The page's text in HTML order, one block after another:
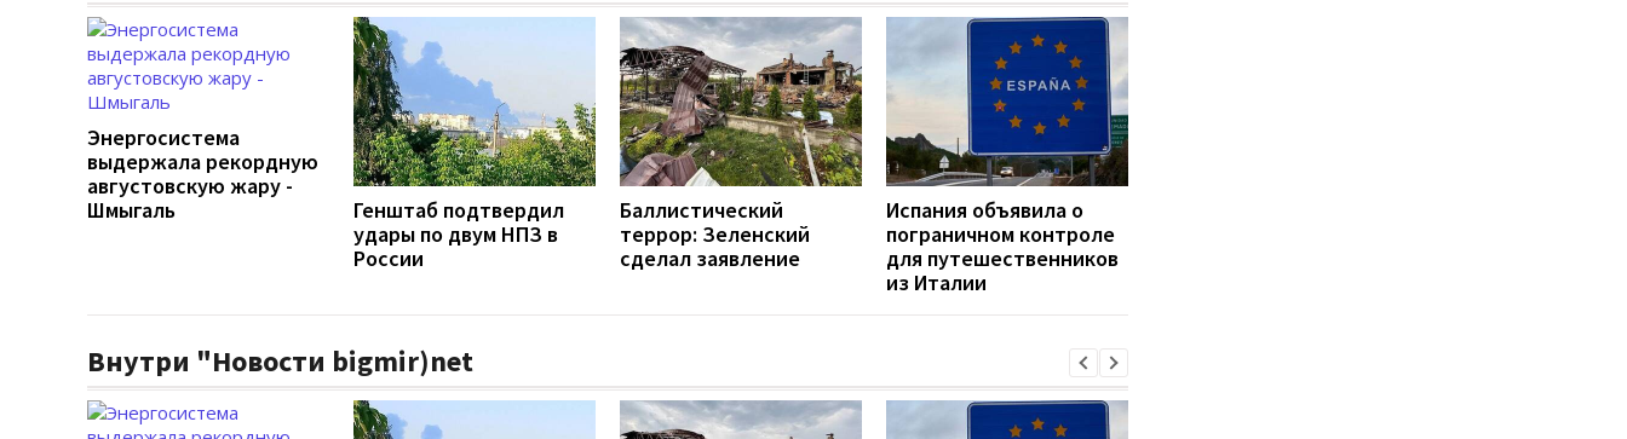
Энергосистема
выдержала рекордную
августовскую жару -
Шмыгаль
Генштаб подтвердил
удары по двум НПЗ в
России
Баллистический
террор: Зеленский
сделал заявление
Испания объявила о
пограничном контроле
для путешественников
из Италии
Внутри "Новости bigmir)net